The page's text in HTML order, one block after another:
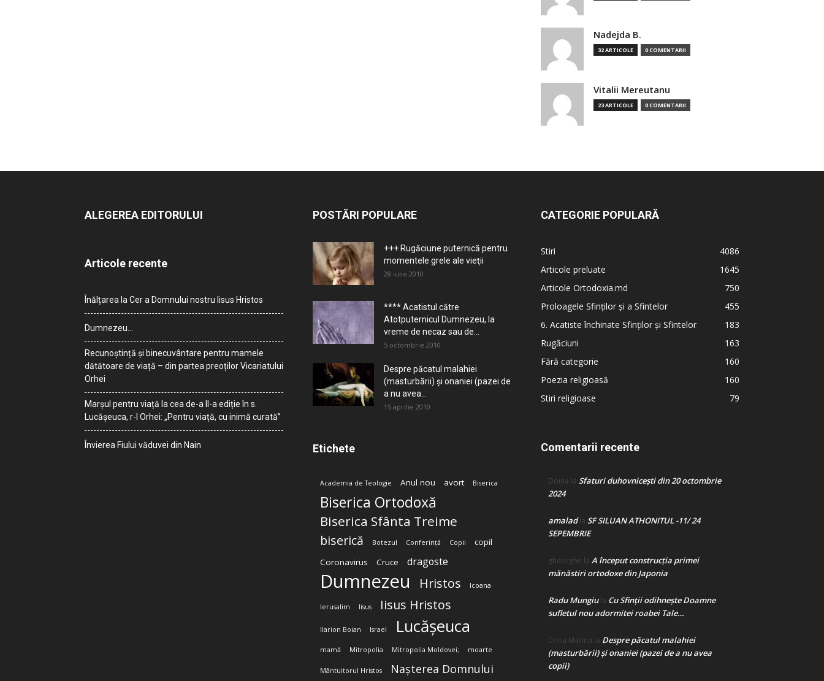
Nadejda B.
32 ARTICOLE 0 COMENTARII
Vitalii Mereutanu
23 ARTICOLE 0 COMENTARII
ALEGEREA EDITORULUI
Articole recente
Înălțarea la Cer a Domnului nostru Iisus Hristos
Dumnezeu…
Recunoștință și binecuvântare pentru mamele
dătătoare de viață – din partea preoților Vicariatului
Orhei
Marșul pentru viață la cea de-a II-a ediție în s.
Lucășeuca, r-l Orhei: „Pentru viață, cu inimă curată”
Învierea Fiului văduvei din Nain
POSTĂRI POPULARE
+++ Rugăciune puternică pentru
momentele grele ale vieţii
28 iulie 2010
**** Acatistul către
Atotputernicul Dumnezeu, la
vreme de necaz sau de...
5 octombrie 2010
Despre păcatul malahiei
(masturbării) şi onaniei (pazei de
a nu avea...
15 aprilie 2010
Etichete
Academia de Teologie Anul nou avort Biserica
Biserica Ortodoxă
Biserica Sfânta Treime
biserică Botezul Conferință Copii
copil
Coronavirus
Cruce dragoste
Dumnezeu Hristos Icoana
Ierusalim Iisus Iisus Hristos
Ilarion Boian Israel Lucășeuca
mamă Mitropolia Mitropolia Moldovei; moarte
Mântuitorul Hristos Nașterea Domnului
CATEGORIE POPULARĂ
Stiri
4086
Articole preluate
1645
Articole Ortodoxia.md
750
Proloagele Sfinților și a Sfintelor
455
6. Acatiste închinate Sfinților și Sfintelor
183
Rugăciuni
163
Fără categorie
160
Poezia religioasă
160
Stiri religioase
79
Comentarii recente
Doina la Sfaturi duhovnicești din 20 octombrie
2024
amaladla SF SILUAN ATHONITUL -11/ 24
SEPEMBRIE
gheorghe la A început construcţia primei
mănăstiri ortodoxe din Japonia
Radu Mungiula Cu Sfinții odihnește Doamne
sufletul nou adormitei roabei Tale…
Crina Marina la Despre păcatul malahiei
(masturbării) şi onaniei (pazei de a nu avea
copii)